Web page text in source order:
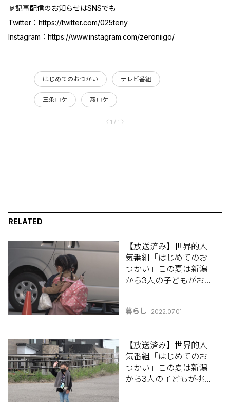
☟記事配信のお知らせはSNSでも
Twitter： https://twitter.com/025teny
Instagram： https://www.instagram.com/zeroniigo/
はじめてのおつかい テレビ番組
三条ロケ 燕ロケ
〈 1 / 1 〉
RELATED
【放送済み】世界的人
気番組「はじめてのお
つかい」この夏は新潟
から3人の子どもがおつ
暮らし 2022.07.01
【放送済み】世界的人
気番組「はじめてのお
つかい」この夏は新潟
から3人の子どもが挑